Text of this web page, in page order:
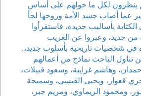
ينظرون لكل ما حولهم على أساس
عما أصاب جسد الأمة وروحها لجأ
الكتابة بأساليب جديدة، فاستقرأوا
من جديد، وعبروا عن الغريب
في شخصيات تاريخية بأسلوب جديد،.
تناول الباحث نماذج من أعمالهم
وهاشم غرايبة، وسعود قبيلات،
قعوار، ويحيى القيسي، وسميحة
ومحمود الريماوي، ومريم جبر،